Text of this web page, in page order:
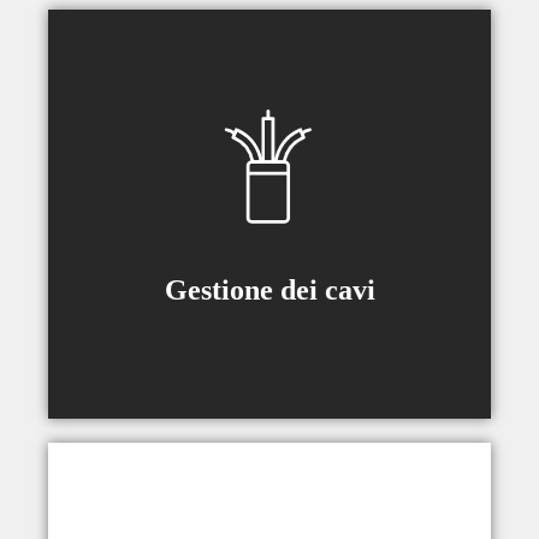
Gestione dei cavi